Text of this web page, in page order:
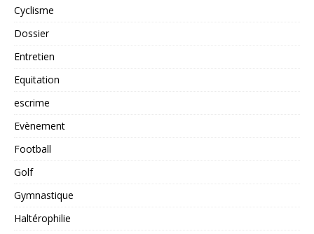
Cyclisme
Dossier
Entretien
Equitation
escrime
Evènement
Football
Golf
Gymnastique
Haltérophilie